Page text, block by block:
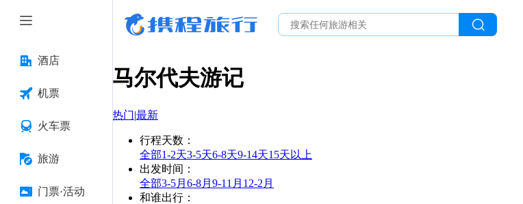
酒店
机票
火车票
旅游
门票·活动
马尔代夫游记
热门|最新
行程天数 ：
全部1-2天3-5天6-8天9-14天15天以上
出发时间 ：
全部3-5月 6-8月 9-11月 12-2月
和谁出行 ：